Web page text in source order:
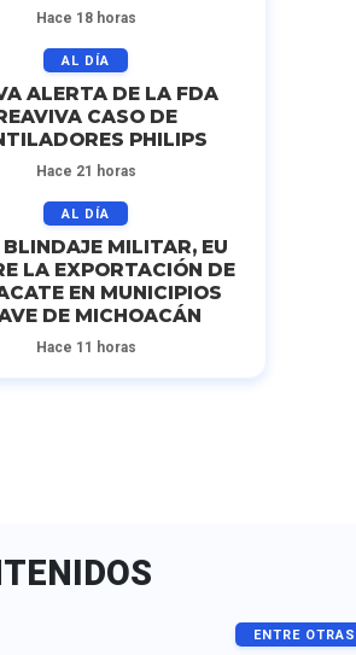
Hace 18 horas
AL DÍA
ALERTA DE LA FDA
CASO DE
PHILIPS
Hace 21 horas
AL DÍA
MILITAR, EU
LA EXPORTACIÓN DE
EN MUNICIPIOS
DE MICHOACÁN
Hace 11 horas
ENTRE